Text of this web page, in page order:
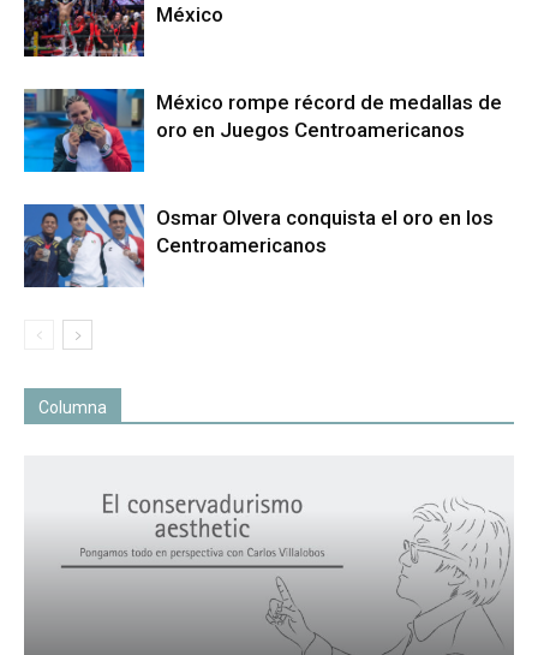
México
México rompe récord de medallas de
oro en Juegos Centroamericanos
Osmar Olvera conquista el oro en los
Centroamericanos
Columna